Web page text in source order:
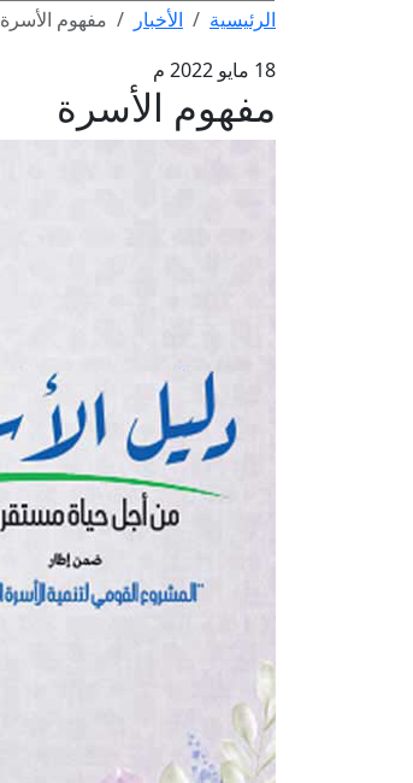
الرئيسية الأخبار
مفهوم الأسرة
18 مايو 2022 م
مفهوم الأسرة